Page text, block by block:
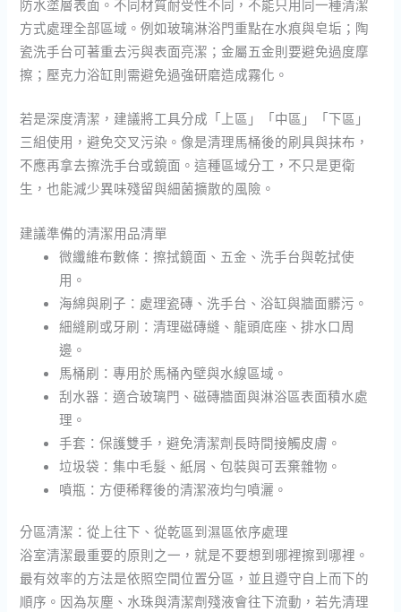
防水塗層表面。不同材質耐受性不同，不能只用同一種清潔
方式處理全部區域。例如玻璃淋浴門重點在水痕與皂垢；陶
瓷洗手台可著重去污與表面亮潔；金屬五金則要避免過度摩
擦；壓克力浴缸則需避免過強研磨造成霧化。
若是深度清潔，建議將工具分成「上區」「中區」「下區」
三組使用，避免交叉污染。像是清理馬桶後的刷具與抹布，
不應再拿去擦洗手台或鏡面。這種區域分工，不只是更衛
生，也能減少異味殘留與細菌擴散的風險。
建議準備的清潔用品清單
微纖維布數條：擦拭鏡面、五金、洗手台與乾拭使
用。
海綿與刷子：處理瓷磚、洗手台、浴缸與牆面髒污。
細縫刷或牙刷：清理磁磚縫、龍頭底座、排水口周
邊。
馬桶刷：專用於馬桶內壁與水線區域。
刮水器：適合玻璃門、磁磚牆面與淋浴區表面積水處
理。
手套：保護雙手，避免清潔劑長時間接觸皮膚。
垃圾袋：集中毛髮、紙屑、包裝與可丟棄雜物。
噴瓶：方便稀釋後的清潔液均勻噴灑。
分區清潔：從上往下、從乾區到濕區依序處理
浴室清潔最重要的原則之一，就是不要想到哪裡擦到哪裡。
最有效率的方法是依照空間位置分區，並且遵守自上而下的
順序。因為灰塵、水珠與清潔劑殘液會往下流動，若先清理